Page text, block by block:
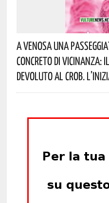
A Venosa Una
Concreto Di Vicinanza:
Devoluto Al CROB.